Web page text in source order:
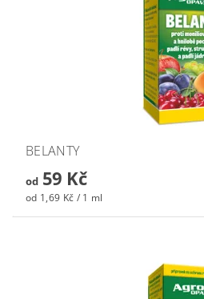
BELANTY
od59 Kč
od 1,69 Kč / 1 ml